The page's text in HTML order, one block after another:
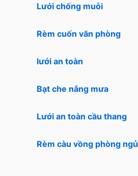
Lưới chống muỗi
Rèm cuốn văn phòng
lưới an toàn
Bạt che nắng mưa
Lưới an toàn cầu thang
Rèm càu vồng phòng ngủ